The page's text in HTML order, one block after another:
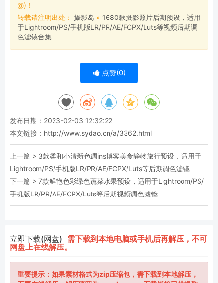
@)！
转载请注明出处： 摄影岛 » 1680款摄影照片后期预设，适用
于Lightroom/PS/手机版LR/PR/AE/FCPX/Luts等视频后期调
色滤镜合集
点赞(0)
发布日期：2023-02-03 12:32:22
本文链接： http://www.sydao.cn/a/3362.html
上一篇 > 3款柔和小清新色调ins博客美食静物旅行预设，适用于
Lightroom/PS/手机版LR/PR/AE/FCPX/Luts等后期调色滤镜
下一篇 > 7款鲜艳色彩绿色蔬菜水果预设，适用于Lightroom/PS/
手机版LR/PR/AE/FCPX/Luts等后期视频调色滤镜
立即下载(网盘) 需下载到本地电脑或手机后再解压，不可
网盘上在线解压。
重要提示：如果素材格式为zip压缩包，需下载到本地解压，